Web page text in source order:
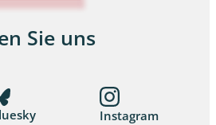
Sie uns
Instagram